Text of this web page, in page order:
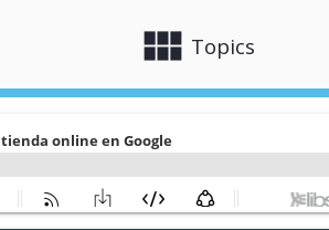
view_module Topics